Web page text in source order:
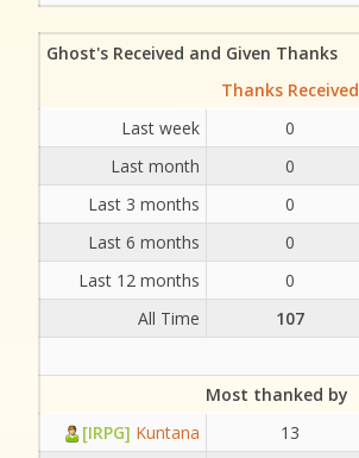
Ghost's Received and Given Thanks
Thanks Received
Last week
0
Last month
0
Last 3 months
0
Last 6 months
0
Last 12 months
0
All Time
107
Most thanked by
[IRPG] Kuntana 13